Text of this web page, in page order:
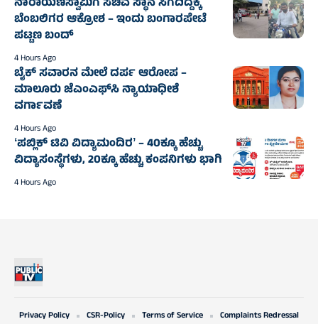
ಬೆಂಬಲಿಗರ ಆಕ್ರೋಶ – ಇಂದು ಬಂಗಾರಪೇಟೆ
ಪಟ್ಟಣ ಬಂದ್‌
4 Hours Ago
ಬೈಕ್ ಸವಾರನ ಮೇಲೆ ದರ್ಪ ಆರೋಪ –
ಮಾಲೂರು ಜೆಎಂಎಫ್‌ಸಿ ನ್ಯಾಯಾಧೀಶೆ
ವರ್ಗಾವಣೆ
4 Hours Ago
ʻಪಬ್ಲಿಕ್‌ ಟಿವಿ ವಿದ್ಯಾಮಂದಿರʼ – 40ಕ್ಕೂ ಹೆಚ್ಚು
ವಿದ್ಯಾಸಂಸ್ಥೆಗಳು, 20ಕ್ಕೂ ಹೆಚ್ಚು ಕಂಪನಿಗಳು ಭಾಗಿ
4 Hours Ago
Privacy Policy CSR-Policy Terms of Service Complaints Redressal